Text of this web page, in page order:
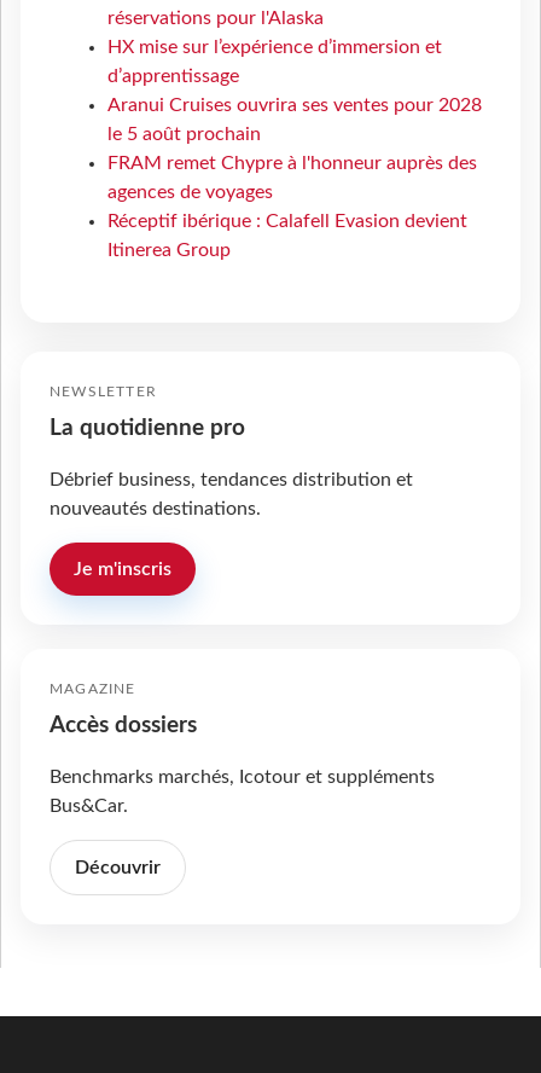
réservations pour l'Alaska
HX mise sur l’expérience d’immersion et
d’apprentissage
Aranui Cruises ouvrira ses ventes pour 2028
le 5 août prochain
FRAM remet Chypre à l'honneur auprès des
agences de voyages
Réceptif ibérique : Calafell Evasion devient
Itinerea Group
NEWSLETTER
La quotidienne pro
Débrief business, tendances distribution et
nouveautés destinations.
Je m'inscris
MAGAZINE
Accès dossiers
Benchmarks marchés, Icotour et suppléments
Bus&Car.
Découvrir